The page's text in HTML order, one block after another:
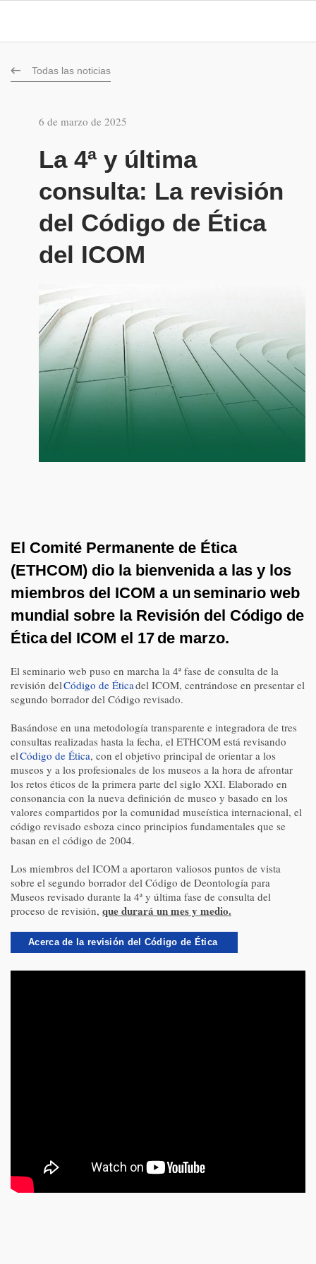
Todas las noticias
6 de marzo de 2025
La 4ª y última
consulta: La revisión
del Código de Ética
del ICOM
El Comité Permanente de Ética
(ETHCOM) dio la bienvenida a las y los
miembros del ICOM a un seminario web
mundial sobre la Revisión del Código de
Éticadel ICOM el 17 de marzo.
El seminario web puso en marcha la 4ª fase de consulta de la
revisión delCódigo de Éticadel ICOM, centrándose en presentar el
segundo borrador del Código revisado.
Basándose en una metodología transparente e integradora de tres
consultas realizadas hasta la fecha, el ETHCOM está revisando
elCódigo de Ética, con el objetivo principal de orientar a los
museos y a los profesionales de los museos a la hora de afrontar
los retos éticos de la primera parte del siglo XXI. Elaborado en
consonancia con la nueva definición de museo y basado en los
valores compartidos por la comunidad museística internacional, el
código revisado esboza cinco principios fundamentales que se
basan en el código de 2004.
Los miembros del ICOM a aportaron valiosos puntos de vista
sobre el segundo borrador del Código de Deontología para
Museos revisado durante la 4ª y última fase de consulta del
proceso de revisión, que durará un mes y medio.
Acerca de la revisión del Código de Ética